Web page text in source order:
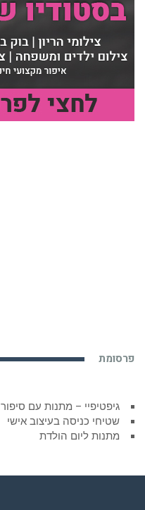
פרסומת
גיפטיפיי – מתנות עם סיפור
שטיחי כניסה בעיצוב אישי
מתנות ליום הולדת